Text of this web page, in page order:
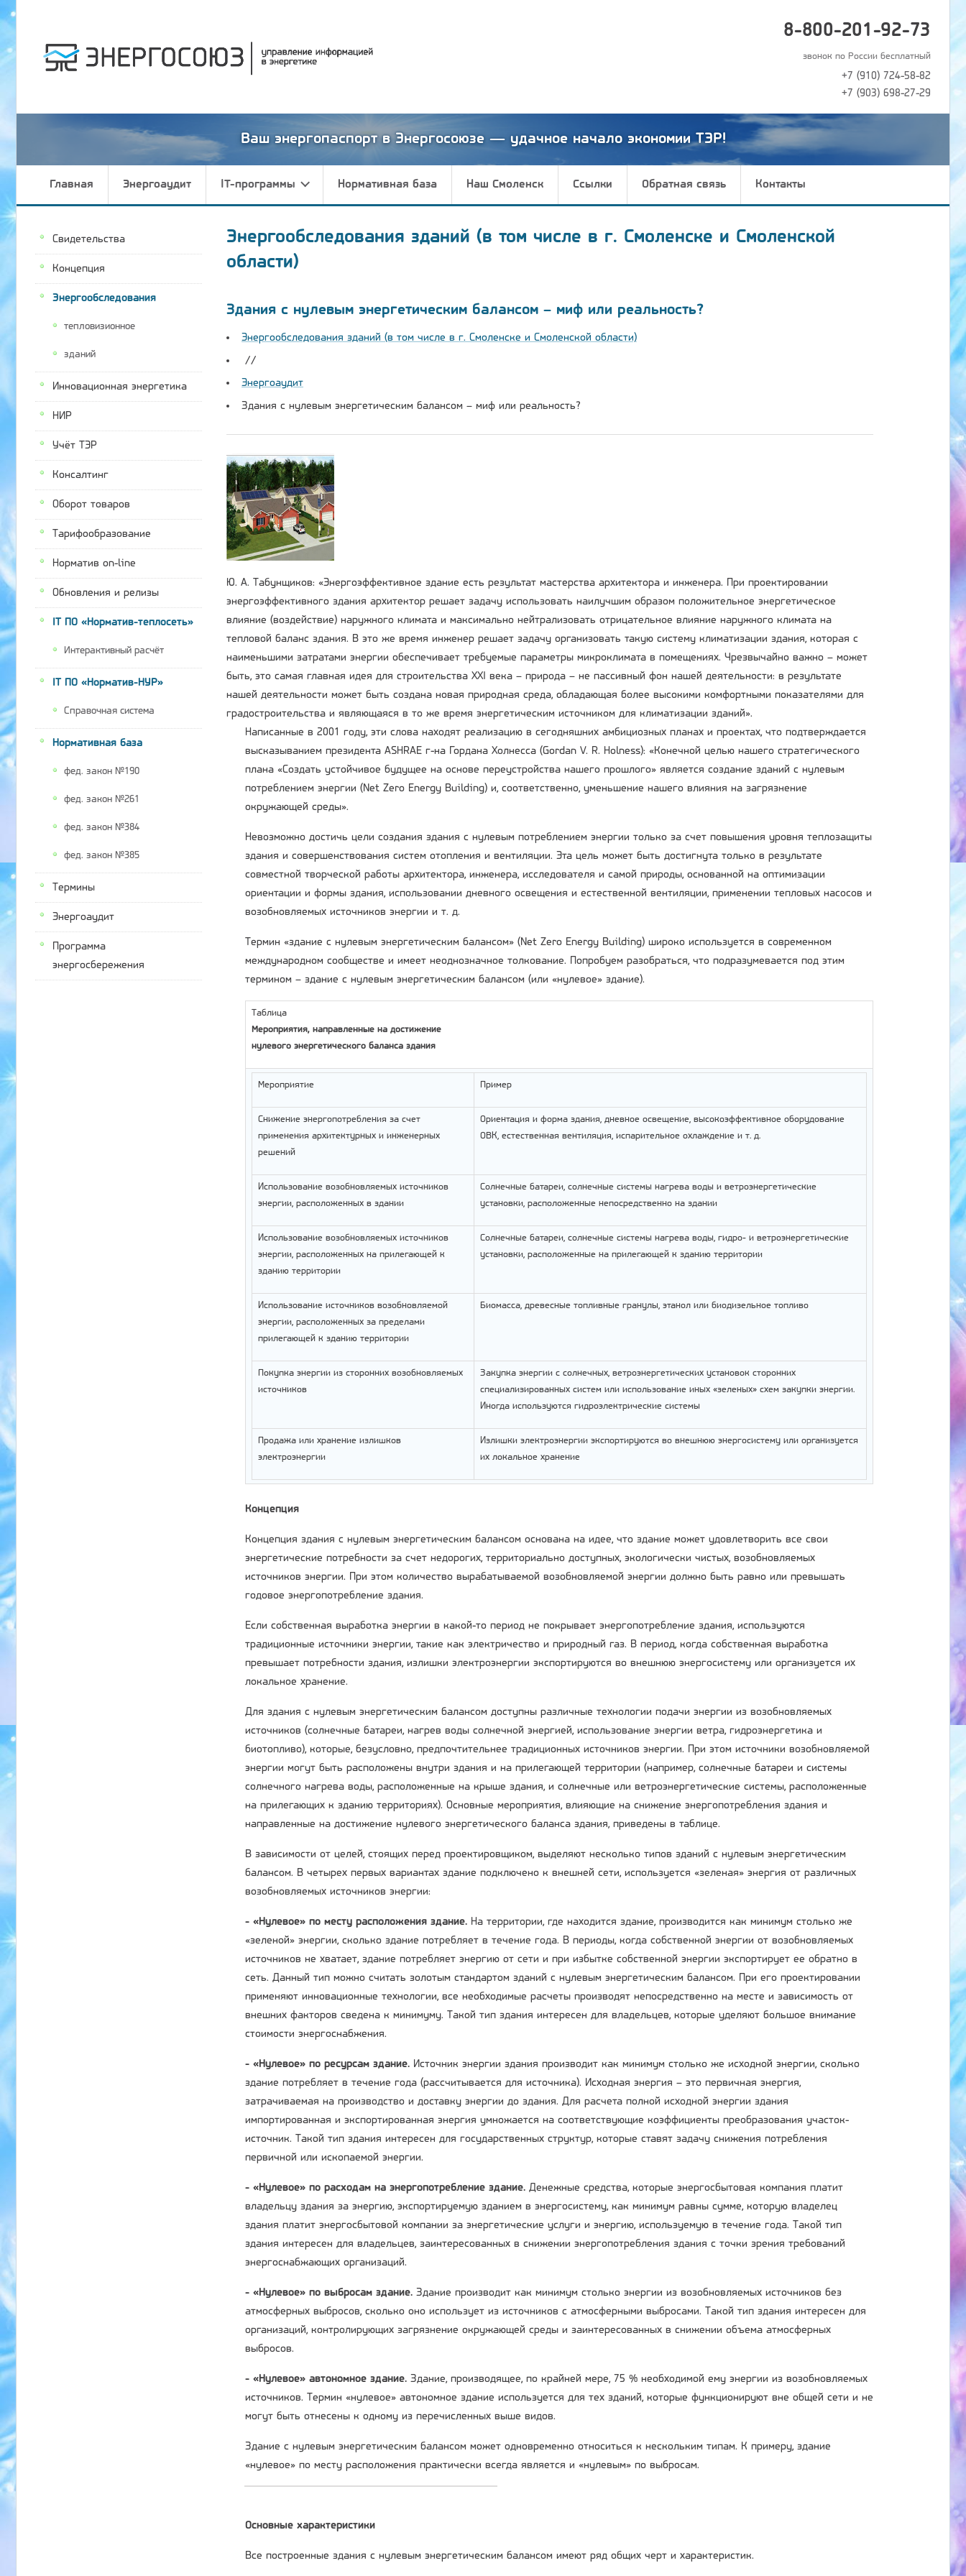
8-800-201-92-73
звонок по России бесплатный
+7 (910) 724-58-82
+7 (903) 698-27-29
Ваш энергопаспорт в Энергосоюзе — удачное начало экономии ТЭР!
Главная Энергоаудит IT-программы Нормативная база Наш Смоленск Ссылки Обратная связь Контакты
Свидетельства
Концепция
Энергообследования
тепловизионное
зданий
Инновационная энергетика
НИР
Учёт ТЭР
Консалтинг
Оборот товаров
Тарифообразование
Норматив on-line
Обновления и релизы
IT ПО «Норматив-теплосеть»
Интерактивный расчёт
IT ПО «Норматив-НУР»
Справочная система
Нормативная база
фед. закон №190
фед. закон №261
фед. закон №384
фед. закон №385
Термины
Энергоаудит
Программа
энергосбережения
Энергообследования зданий (в том числе в г. Смоленске и Смоленской
области)
Здания с нулевым энергетическим балансом – миф или реальность?
Энергообследования зданий (в том числе в г. Смоленске и Смоленской области)
//
Энергоаудит
Здания с нулевым энергетическим балансом – миф или реальность?
Ю. А. Табунщиков: «Энергоэффективное здание есть результат мастерства архитектора и инженера. При проектировании
энергоэффективного здания архитектор решает задачу использовать наилучшим образом положительное энергетическое
влияние (воздействие) наружного климата и максимально нейтрализовать отрицательное влияние наружного климата на
тепловой баланс здания. В это же время инженер решает задачу организовать такую систему климатизации здания, которая с
наименьшими затратами энергии обеспечивает требуемые параметры микроклимата в помещениях. Чрезвычайно важно – может
быть, это самая главная идея для строительства XXI века – природа – не пассивный фон нашей деятельности: в результате
нашей деятельности может быть создана новая природная среда, обладающая более высокими комфортными показателями для
градостроительства и являющаяся в то же время энергетическим источником для климатизации зданий».
Написанные в 2001 году, эти слова находят реализацию в сегодняшних амбициозных планах и проектах, что подтверждается
высказыванием президента ASHRAE г-на Гордана Холнесса (Gordan V. R. Holness): «Конечной целью нашего стратегического
плана «Создать устойчивое будущее на основе переустройства нашего прошлого» является создание зданий с нулевым
потреблением энергии (Net Zero Energy Building) и, соответственно, уменьшение нашего влияния на загрязнение
окружающей среды».
Невозможно достичь цели создания здания с нулевым потреблением энергии только за счет повышения уровня теплозащиты
здания и совершенствования систем отопления и вентиляции. Эта цель может быть достигнута только в результате
совместной творческой работы архитектора, инженера, исследователя и самой природы, основанной на оптимизации
ориентации и формы здания, использовании дневного освещения и естественной вентиляции, применении тепловых насосов и
возобновляемых источников энергии и т. д.
Термин «здание с нулевым энергетическим балансом» (Net Zero Energy Building) широко используется в современном
международном сообществе и имеет неоднозначное толкование. Попробуем разобраться, что подразумевается под этим
термином – здание с нулевым энергетическим балансом (или «нулевое» здание).
Таблица
Мероприятия, направленные на достижение
нулевого энергетического баланса здания
Мероприятие Пример
Снижение энергопотребления за счет
применения архитектурных и инженерных
решений
Ориентация и форма здания, дневное освещение, высокоэффективное оборудование
ОВК, естественная вентиляция, испарительное охлаждение и т. д.
Использование возобновляемых источников
энергии, расположенных в здании
Солнечные батареи, солнечные системы нагрева воды и ветроэнергетические
установки, расположенные непосредственно на здании
Использование возобновляемых источников
энергии, расположенных на прилегающей к
зданию территории
Солнечные батареи, солнечные системы нагрева воды, гидро- и ветроэнергетические
установки, расположенные на прилегающей к зданию территории
Использование источников возобновляемой
энергии, расположенных за пределами
прилегающей к зданию территории
Биомасса, древесные топливные гранулы, этанол или биодизельное топливо
Покупка энергии из сторонних возобновляемых
источников
Закупка энергии с солнечных, ветроэнергетических установок сторонних
специализированных систем или использование иных «зеленых» схем закупки энергии.
Иногда используются гидроэлектрические системы
Продажа или хранение излишков
электроэнергии
Излишки электроэнергии экспортируются во внешнюю энергосистему или организуется
их локальное хранение
Концепция
Концепция здания с нулевым энергетическим балансом основана на идее, что здание может удовлетворить все свои
энергетические потребности за счет недорогих, территориально доступных, экологически чистых, возобновляемых
источников энергии. При этом количество вырабатываемой возобновляемой энергии должно быть равно или превышать
годовое энергопотребление здания.
Если собственная выработка энергии в какой-то период не покрывает энергопотребление здания, используются
традиционные источники энергии, такие как электричество и природный газ. В период, когда собственная выработка
превышает потребности здания, излишки электроэнергии экспортируются во внешнюю энергосистему или организуется их
локальное хранение.
Для здания с нулевым энергетическим балансом доступны различные технологии подачи энергии из возобновляемых
источников (солнечные батареи, нагрев воды солнечной энергией, использование энергии ветра, гидроэнергетика и
биотопливо), которые, безусловно, предпочтительнее традиционных источников энергии. При этом источники возобновляемой
энергии могут быть расположены внутри здания и на прилегающей территории (например, солнечные батареи и системы
солнечного нагрева воды, расположенные на крыше здания, и солнечные или ветроэнергетические системы, расположенные
на прилегающих к зданию территориях). Основные мероприятия, влияющие на снижение энергопотребления здания и
направленные на достижение нулевого энергетического баланса здания, приведены в таблице.
В зависимости от целей, стоящих перед проектировщиком, выделяют несколько типов зданий с нулевым энергетическим
балансом. В четырех первых вариантах здание подключено к внешней сети, используется «зеленая» энергия от различных
возобновляемых источников энергии:
- «Нулевое» по месту расположения здание. На территории, где находится здание, производится как минимум столько же
«зеленой» энергии, сколько здание потребляет в течение года. В периоды, когда собственной энергии от возобновляемых
источников не хватает, здание потребляет энергию от сети и при избытке собственной энергии экспортирует ее обратно в
сеть. Данный тип можно считать золотым стандартом зданий с нулевым энергетическим балансом. При его проектировании
применяют инновационные технологии, все необходимые расчеты производят непосредственно на месте и зависимость от
внешних факторов сведена к минимуму. Такой тип здания интересен для владельцев, которые уделяют большое внимание
стоимости энергоснабжения.
- «Нулевое» по ресурсам здание. Источник энергии здания производит как минимум столько же исходной энергии, сколько
здание потребляет в течение года (рассчитывается для источника). Исходная энергия – это первичная энергия,
затрачиваемая на производство и доставку энергии до здания. Для расчета полной исходной энергии здания
импортированная и экспортированная энергия умножается на соответствующие коэффициенты преобразования участок-
источник. Такой тип здания интересен для государственных структур, которые ставят задачу снижения потребления
первичной или ископаемой энергии.
- «Нулевое» по расходам на энергопотребление здание. Денежные средства, которые энергосбытовая компания платит
владельцу здания за энергию, экспортируемую зданием в энергосистему, как минимум равны сумме, которую владелец
здания платит энергосбытовой компании за энергетические услуги и энергию, используемую в течение года. Такой тип
здания интересен для владельцев, заинтересованных в снижении энергопотребления здания с точки зрения требований
энергоснабжающих организаций.
- «Нулевое» по выбросам здание. Здание производит как минимум столько энергии из возобновляемых источников без
атмосферных выбросов, сколько оно использует из источников с атмосферными выбросами. Такой тип здания интересен для
организаций, контролирующих загрязнение окружающей среды и заинтересованных в снижении объема атмосферных
выбросов.
- «Нулевое» автономное здание. Здание, производящее, по крайней мере, 75 % необходимой ему энергии из возобновляемых
источников. Термин «нулевое» автономное здание используется для тех зданий, которые функционируют вне общей сети и не
могут быть отнесены к одному из перечисленных выше видов.
Здание с нулевым энергетическим балансом может одновременно относиться к нескольким типам. К примеру, здание
«нулевое» по месту расположения практически всегда является и «нулевым» по выбросам.
Основные характеристики
Все построенные здания с нулевым энергетическим балансом имеют ряд общих черт и характеристик.